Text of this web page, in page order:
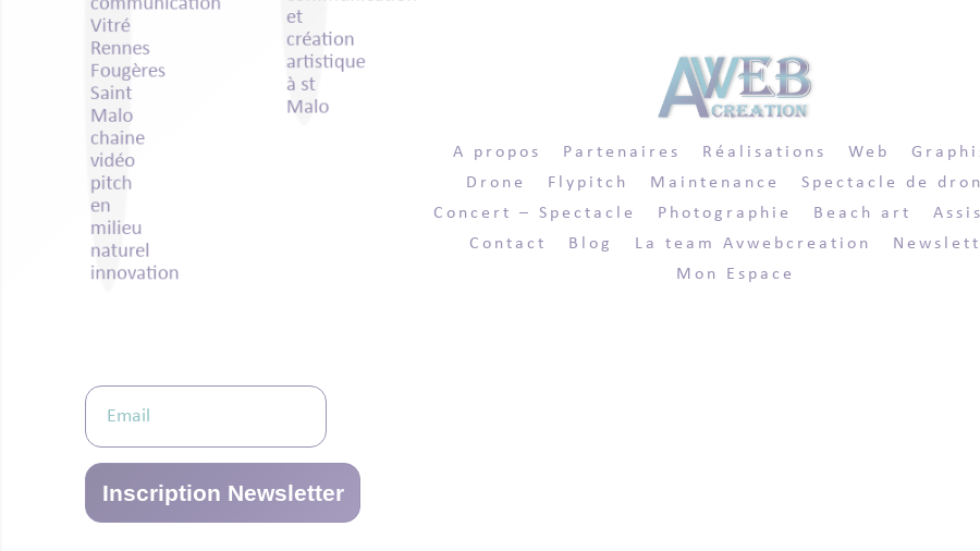
A propos Partenaires Réalisations Web
Drone
Flypitch Maintenance
Spectacle de
Concert – Spectacle
Photographie Beach art
Contact
Blog La team Avwebcreation
Mon Espace